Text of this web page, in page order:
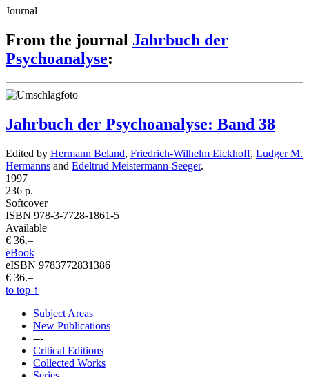
Journal
From the journal Jahrbuch der
Psychoanalyse:
Jahrbuch der Psychoanalyse: Band 38
Edited by Hermann Beland, Friedrich-Wilhelm Eickhoff, Ludger M.
Hermanns and Edeltrud Meistermann-Seeger.
1997
236 p.
Softcover
ISBN 978-3-7728-1861-5
Available
€ 36.–
eBook
eISBN 9783772831386
€ 36.–
to top ↑
Subject Areas
New Publications
---
Critical Editions
Collected Works